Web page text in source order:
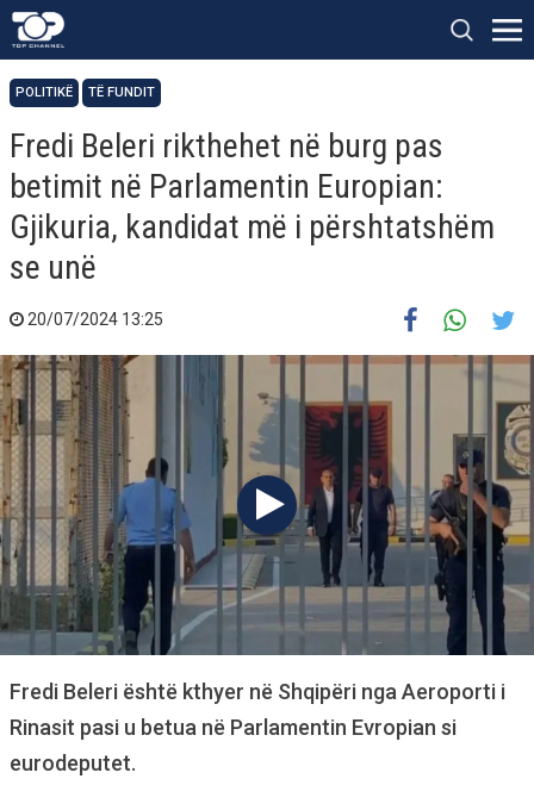
POLITIKË TË FUNDIT
Fredi Beleri rikthehet në burg pas
betimit në Parlamentin Europian:
Gjikuria, kandidat më i përshtatshëm
se unë
20/07/2024 13:25
Fredi Beleri është kthyer në Shqipëri nga Aeroporti i
Rinasit pasi u betua në Parlamentin Evropian si
eurodeputet.